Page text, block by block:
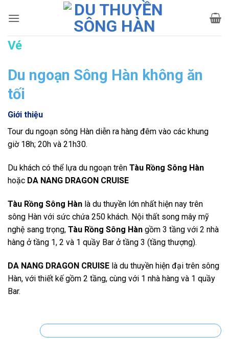
qua
dung
Vé
Du ngoạn Sông Hàn không ăn
tối
Giới thiệu
Tour du ngoạn sông Hàn diễn ra hàng đêm vào các khung
giờ 18h; 20h và 21h30.
Du khách có thể lựa du ngoạn trên Tàu Rồng Sông Hàn
hoặc DA NANG DRAGON CRUISE
Tàu Rồng Sông Hàn là du thuyền lớn nhất hiện nay trên
sông Hàn với sức chứa 250 khách. Nội thất song mây mỹ
nghệ sang trọng, Tàu Rồng Sông Hàn gồm 3 tầng với 2 nhà
hàng ở tầng 1, 2 và 1 quầy Bar ở tầng 3 (tầng thượng).
DA NANG DRAGON CRUISE là du thuyền hiện đại trên sông
Hàn, với thiết kế gồm 2 tầng, cùng với 1 nhà hàng và 1 quầy
Bar.